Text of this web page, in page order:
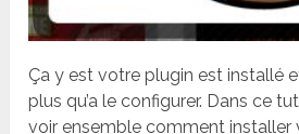
Ça y est votre plugin est installé
plus qu’a le configurer. Dans ce
voir ensemble comment installer